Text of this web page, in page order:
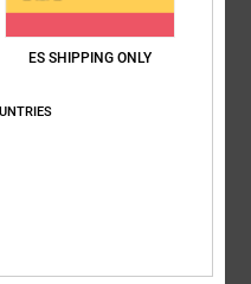
desde junio 2026
este producto
ES SHIPPING ONLY